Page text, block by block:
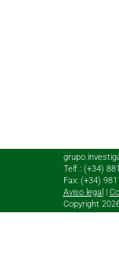
Telf.: (+34)
Fax: (+34)
Aviso legal
Copyright